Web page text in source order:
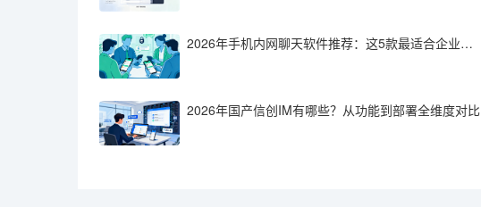
2026年手机内网聊天软件推荐：这5款最适合企业团队
2026年国产信创IM有哪些？从功能到部署全维度对比